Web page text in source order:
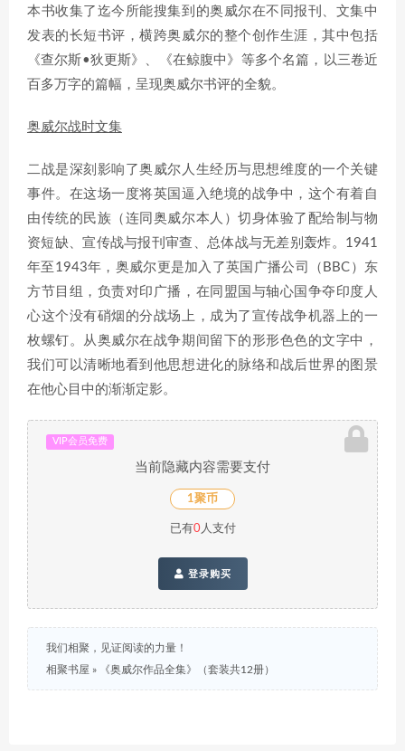
本书收集了迄今所能搜集到的奥威尔在不同报刊、文集中
发表的长短书评，横跨奥威尔的整个创作生涯，其中包括
《查尔斯•狄更斯》、《在鲸腹中》等多个名篇，以三卷近
百多万字的篇幅，呈现奥威尔书评的全貌。
奥威尔战时文集
二战是深刻影响了奥威尔人生经历与思想维度的一个关键
事件。在这场一度将英国逼入绝境的战争中，这个有着自
由传统的民族（连同奥威尔本人）切身体验了配给制与物
资短缺、宣传战与报刊审查、总体战与无差别轰炸。1941
年至1943年，奥威尔更是加入了英国广播公司（BBC）东
方节目组，负责对印广播，在同盟国与轴心国争夺印度人
心这个没有硝烟的分战场上，成为了宣传战争机器上的一
枚螺钉。从奥威尔在战争期间留下的形形色色的文字中，
我们可以清晰地看到他思想进化的脉络和战后世界的图景
在他心目中的渐渐定影。
VIP会员免费
当前隐藏内容需要支付
1聚币
已有0人支付
登录购买
我们相聚，见证阅读的力量！
相聚书屋 » 《奥威尔作品全集》（套装共12册）